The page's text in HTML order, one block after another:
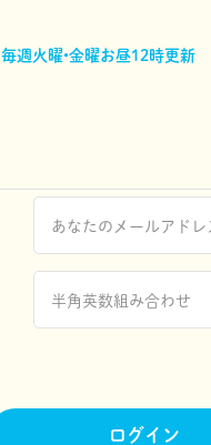
毎週火曜•金曜お昼12時更新
ログイン